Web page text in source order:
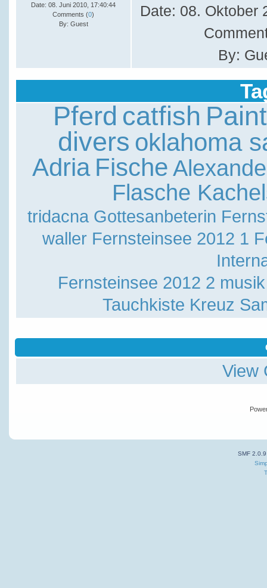
Date: 08. Juni 2010, 17:40:44
Comments (0)
By: Guest
Date: 08. Oktober
By:
Pferd catfish
divers oklahoma
Adria Fische
Flasche
tridacna Gottesanbeterin
waller Fernsteinsee 2012 1
Fernsteinsee 2012 2
Tauchkiste Kreuz
View
SMF 2.0.9